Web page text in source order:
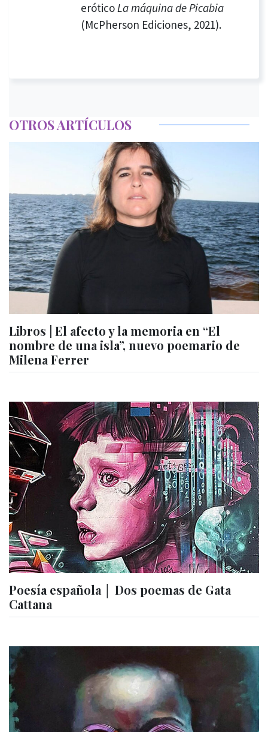
eróticoLa máquina de Picabia
(McPherson Ediciones, 2021).
OTROS ARTÍCULOS
Libros | El afecto y la memoria en “El
nombre de una isla”, nuevo poemario de
Milena Ferrer
Poesía española │ Dos poemas de Gata
Cattana